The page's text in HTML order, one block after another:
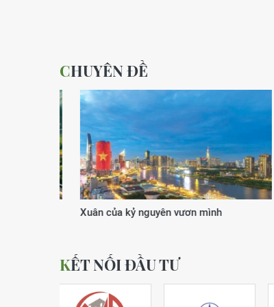
CHUYÊN ĐỀ
Xuân của kỷ nguyên vươn mình
KẾT NỐI ĐẦU TƯ